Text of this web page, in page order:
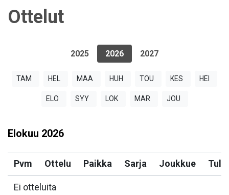
Ottelut
2025 2026 2027
TAM HEL MAA HUH TOU KES HEI
ELO SYY LOK MAR JOU
Elokuu 2026
Pvm Ottelu Paikka Sarja Joukkue
Ei otteluita